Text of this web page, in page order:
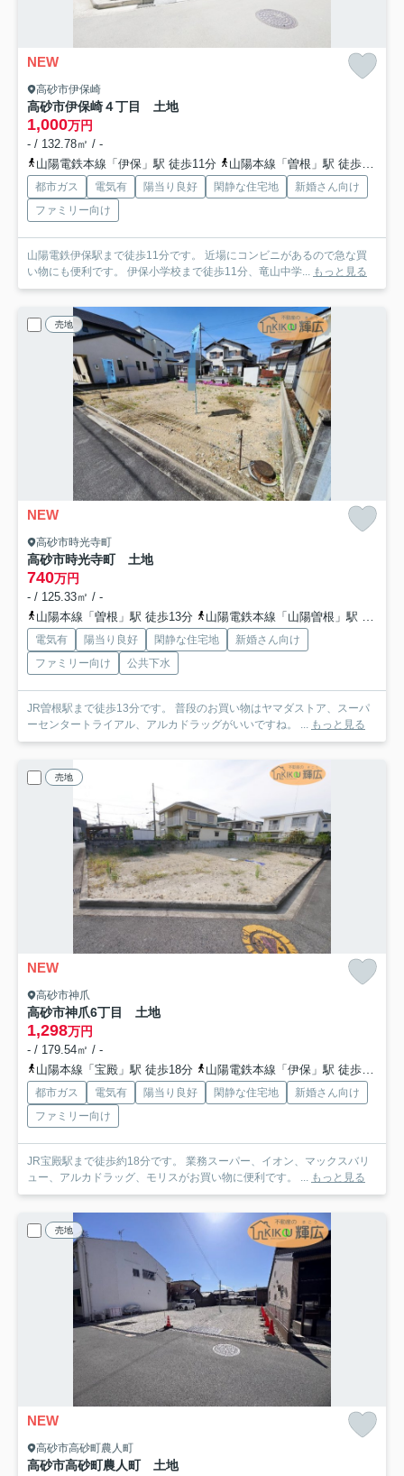
NEW
高砂市伊保崎
高砂市伊保崎４丁目 土地
1,000万円
- / 132.78㎡ / -
山陽電鉄本線「伊保」駅 徒歩11分
山陽本線「曽根」駅 徒歩43分
都市ガス 電気有 陽当り良好 閑静な住宅地
新婚さん向け
ファミリー向け
山陽電鉄伊保駅まで徒歩11分です。 近場にコンビニがあるので急な買
い物にも便利です。 伊保小学校まで徒歩11分、竜山中学... もっと見る
売地
NEW
高砂市時光寺町
高砂市時光寺町 土地
740万円
- / 125.33㎡ / -
山陽本線「曽根」駅 徒歩13分
山陽電鉄本線「山陽曽根」駅 徒歩26分
電気有 陽当り良好 閑静な住宅地
新婚さん向け
ファミリー向け
公共下水
JR曽根駅まで徒歩13分です。 普段のお買い物はヤマダストア、スーパ
ーセンタートライアル、アルカドラッグがいいですね。 ... もっと見る
売地
NEW
高砂市神爪
高砂市神爪6丁目 土地
1,298万円
- / 179.54㎡ / -
山陽本線「宝殿」駅 徒歩18分
山陽電鉄本線「伊保」駅 徒歩52分
都市ガス 電気有 陽当り良好 閑静な住宅地
新婚さん向け
ファミリー向け
JR宝殿駅まで徒歩約18分です。 業務スーパー、イオン、マックスバリ
ュー、アルカドラッグ、モリスがお買い物に便利です。 ... もっと見る
売地
NEW
高砂市高砂町農人町
高砂市高砂町農人町 土地